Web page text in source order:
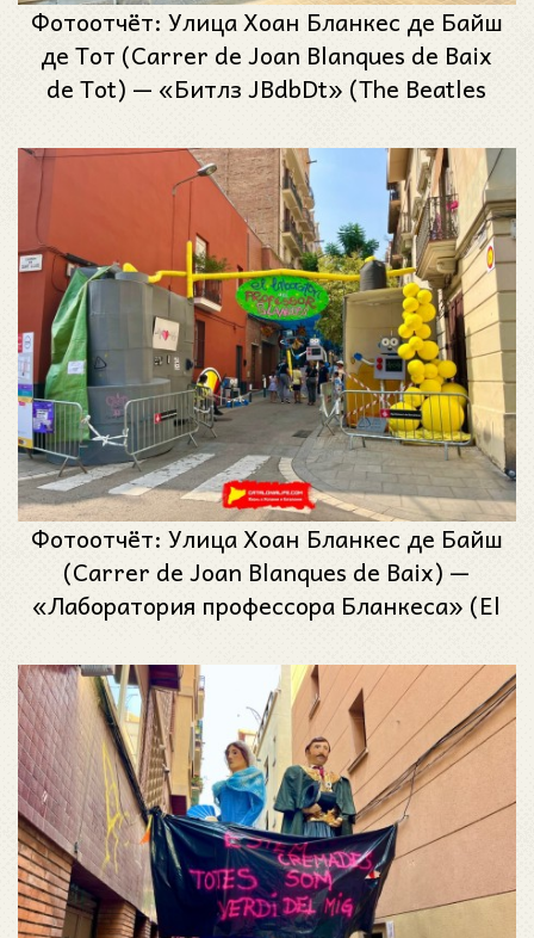
Фотоотчёт: Улица Хоан Бланкес де Байш
де Тот (Carrer de Joan Blanques de Baix
de Tot) — «Битлз JBdbDt» (The Beatles
(Festa Major de Gràcia 2025)
Фотоотчёт: Улица Хоан Бланкес де Байш
(Carrer de Joan Blanques de Baix) —
«Лаборатория профессора Бланкеса» (El
Феста Майор де Грасиа 2025 (Festa
Major de Gràcia 2025)